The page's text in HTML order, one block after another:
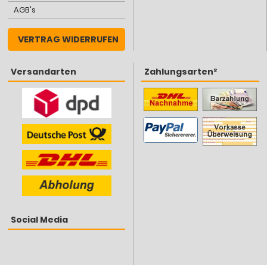
AGB's
VERTRAG WIDERRUFEN
Versandarten
Social Media
Zahlungsarten²